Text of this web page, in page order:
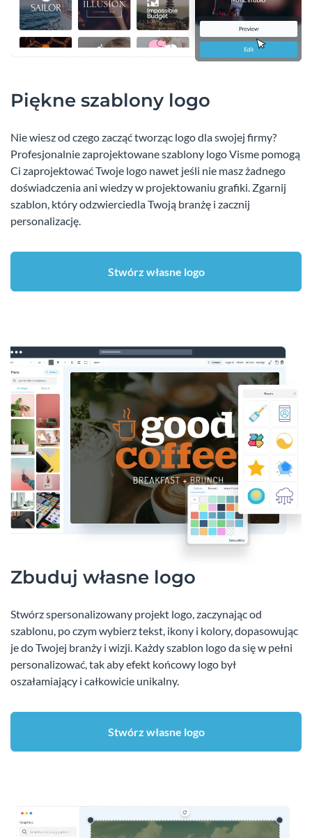
Piękne szablony logo
Nie wiesz od czego zacząć tworząc logo dla swojej firmy?
Profesjonalnie zaprojektowane szablony logo Visme pomogą
Ci zaprojektować Twoje logo nawet jeśli nie masz żadnego
doświadczenia ani wiedzy w projektowaniu grafiki. Zgarnij
szablon, który odzwierciedla Twoją branżę i zacznij
personalizację.
Stwórz własne logo
Zbuduj własne logo
Stwórz spersonalizowany projekt logo, zaczynając od
szablonu, po czym wybierz tekst, ikony i kolory, dopasowując
je do Twojej branży i wizji. Każdy szablon logo da się w pełni
personalizować, tak aby efekt końcowy logo był
oszałamiający i całkowicie unikalny.
Stwórz własne logo